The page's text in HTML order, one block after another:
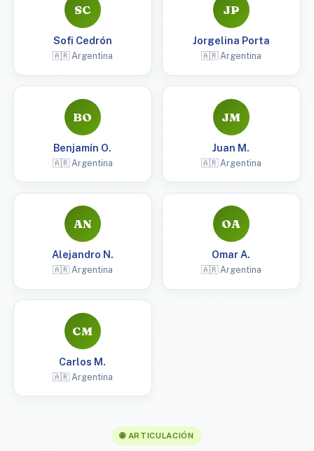
SC
Sofi Cedrón
🇦🇷 Argentina
JP
Jorgelina Porta
🇦🇷 Argentina
BO
Benjamín O.
🇦🇷 Argentina
JM
Juan M.
🇦🇷 Argentina
AN
Alejandro N.
🇦🇷 Argentina
OA
Omar A.
🇦🇷 Argentina
CM
Carlos M.
🇦🇷 Argentina
🌐 ARTICULACIÓN